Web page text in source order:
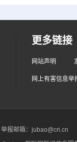
更多链接
网站声明
网上有害信息举
报邮箱：jubao@cri.cn